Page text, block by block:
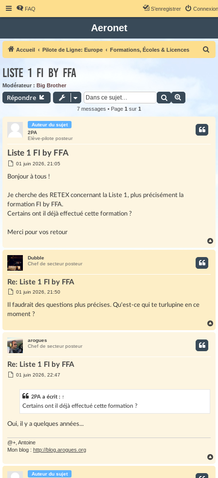
FAQ Connexion
S’enregistrer
Aeronet
Accueil Pilote de Ligne: Europe Formations, Écoles & Licences
e
Liste 1 FI by FFA
Modérateur : Big Brother
Répondre Rechercher
7 messages • Page 1 sur 1
Auteur du sujet
2PA
Elève-pilote posteur
Liste 1 FI by FFA
M
s
s
e
01 juin 2026, 21:05
Bonjour à tous !
Je cherche des RETEX concernant la Liste 1, plus précisément la
formation FI by FFA.
Certains ont il déjà effectué cette formation ?
Merci pour vos retour
a
Dubble
Chef de secteur posteur
Re: Liste 1 FI by FFA
M
s
s
a
01 juin 2026, 21:50
Il faudrait des questions plus précises. Qu'est-ce qui te turlupine en ce
moment ?
a
arogues
Chef de secteur posteur
Re: Liste 1 FI by FFA
M01 juin 2026, 22:47
2PA a écrit : ↑
Certains ont il déjà effectué cette formation ?
Oui, il y a quelques années...
@+, Antoine
Mon blog : http://blog.arogues.org
a
Auteur du sujet